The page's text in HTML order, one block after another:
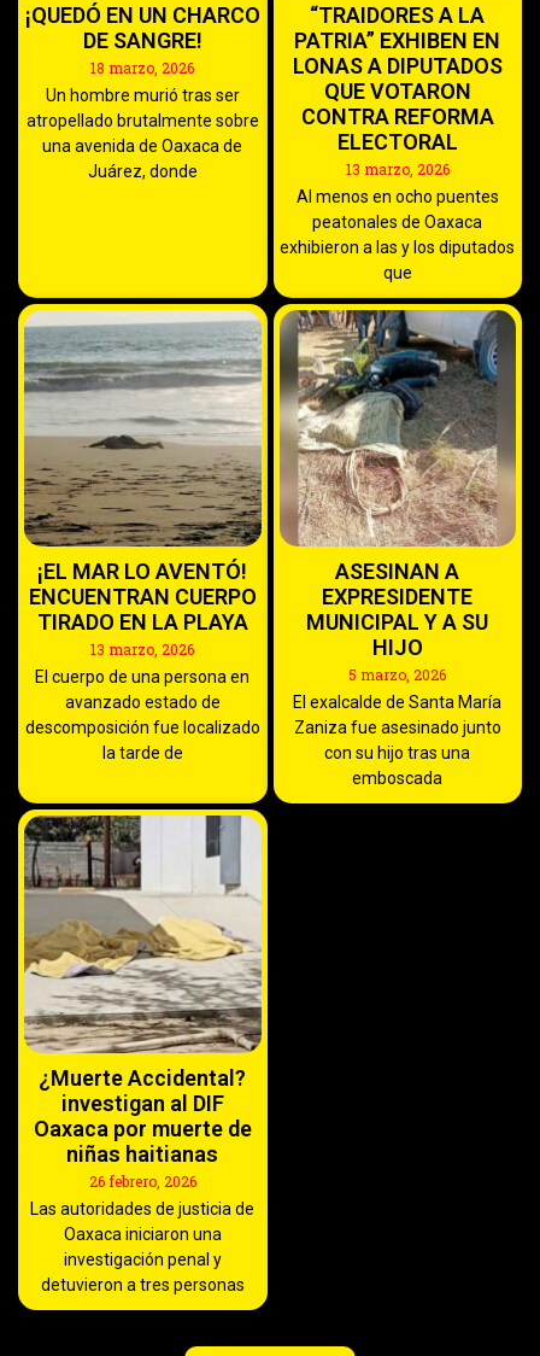
¡QUEDÓ EN UN CHARCO
DE SANGRE!
18 marzo, 2026
Un hombre murió tras ser
atropellado brutalmente sobre
una avenida de Oaxaca de
Juárez, donde
“TRAIDORES A LA
PATRIA” EXHIBEN EN
LONAS A DIPUTADOS
QUE VOTARON
CONTRA REFORMA
ELECTORAL
13 marzo, 2026
Al menos en ocho puentes
peatonales de Oaxaca
exhibieron a las y los diputados
que
¡EL MAR LO AVENTÓ!
ENCUENTRAN CUERPO
TIRADO EN LA PLAYA
13 marzo, 2026
El cuerpo de una persona en
avanzado estado de
descomposición fue localizado
la tarde de
ASESINAN A
EXPRESIDENTE
MUNICIPAL Y A SU
HIJO
5 marzo, 2026
El exalcalde de Santa María
Zaniza fue asesinado junto
con su hijo tras una
emboscada
¿Muerte Accidental?
investigan al DIF
Oaxaca por muerte de
niñas haitianas
26 febrero, 2026
Las autoridades de justicia de
Oaxaca iniciaron una
investigación penal y
detuvieron a tres personas